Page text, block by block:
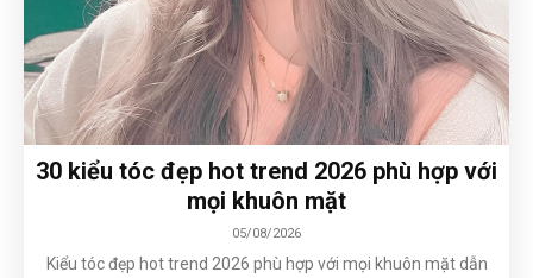
30 kiểu tóc đẹp hot trend 2026 phù hợp với
mọi khuôn mặt
05/08/2026
Kiểu tóc đẹp hot trend 2026 phù hợp với mọi khuôn mặt dẫn